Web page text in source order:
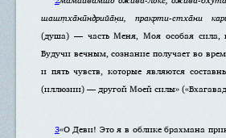
шашт̣ха̄нӣндрийа̄н̣и, пракр̣ти-стха̄ни
(душа) — часть Меня, Моя особая сила,
Будучи вечным, сознание получает во
и пять чувств, которые являются
(иллюзии) — другой Моей силы»
3«О Деви! Это я в облике брахмана